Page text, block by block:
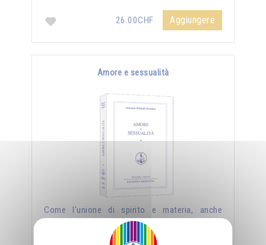
26.00CHF Aggiungere
Amore e sessualità
Come l'unione di spirito e materia, anche
l'unione di uomo e donna può essere creatrice
di nuovi mondi, ma affinché lo divenga